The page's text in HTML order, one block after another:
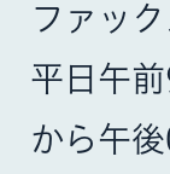
ファック
平日午
から午